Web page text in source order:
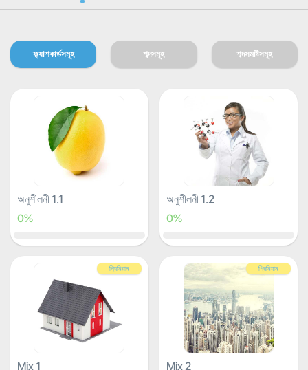
ফ্ল্যাশকার্ডসমূহ শব্দসমূহ শব্দসমষ্টিসমূহ
অনুশীলনী 1.1
0%
অনুশীলনী 1.2
0%
প্রিমিয়াম
Mix 1
প্রিমিয়াম
Mix 2